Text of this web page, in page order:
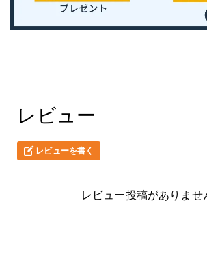
レビュー
レビューを書く
レビュー投稿がありませ